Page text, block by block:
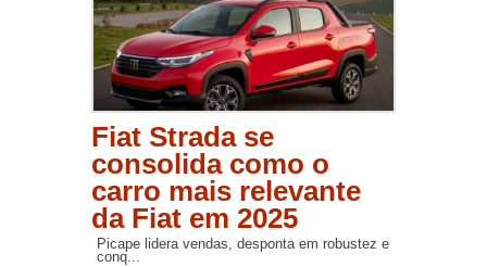
Fiat Strada se
consolida como o
carro mais relevante
da Fiat em 2025
Picape lidera vendas, desponta em robustez e
conq...